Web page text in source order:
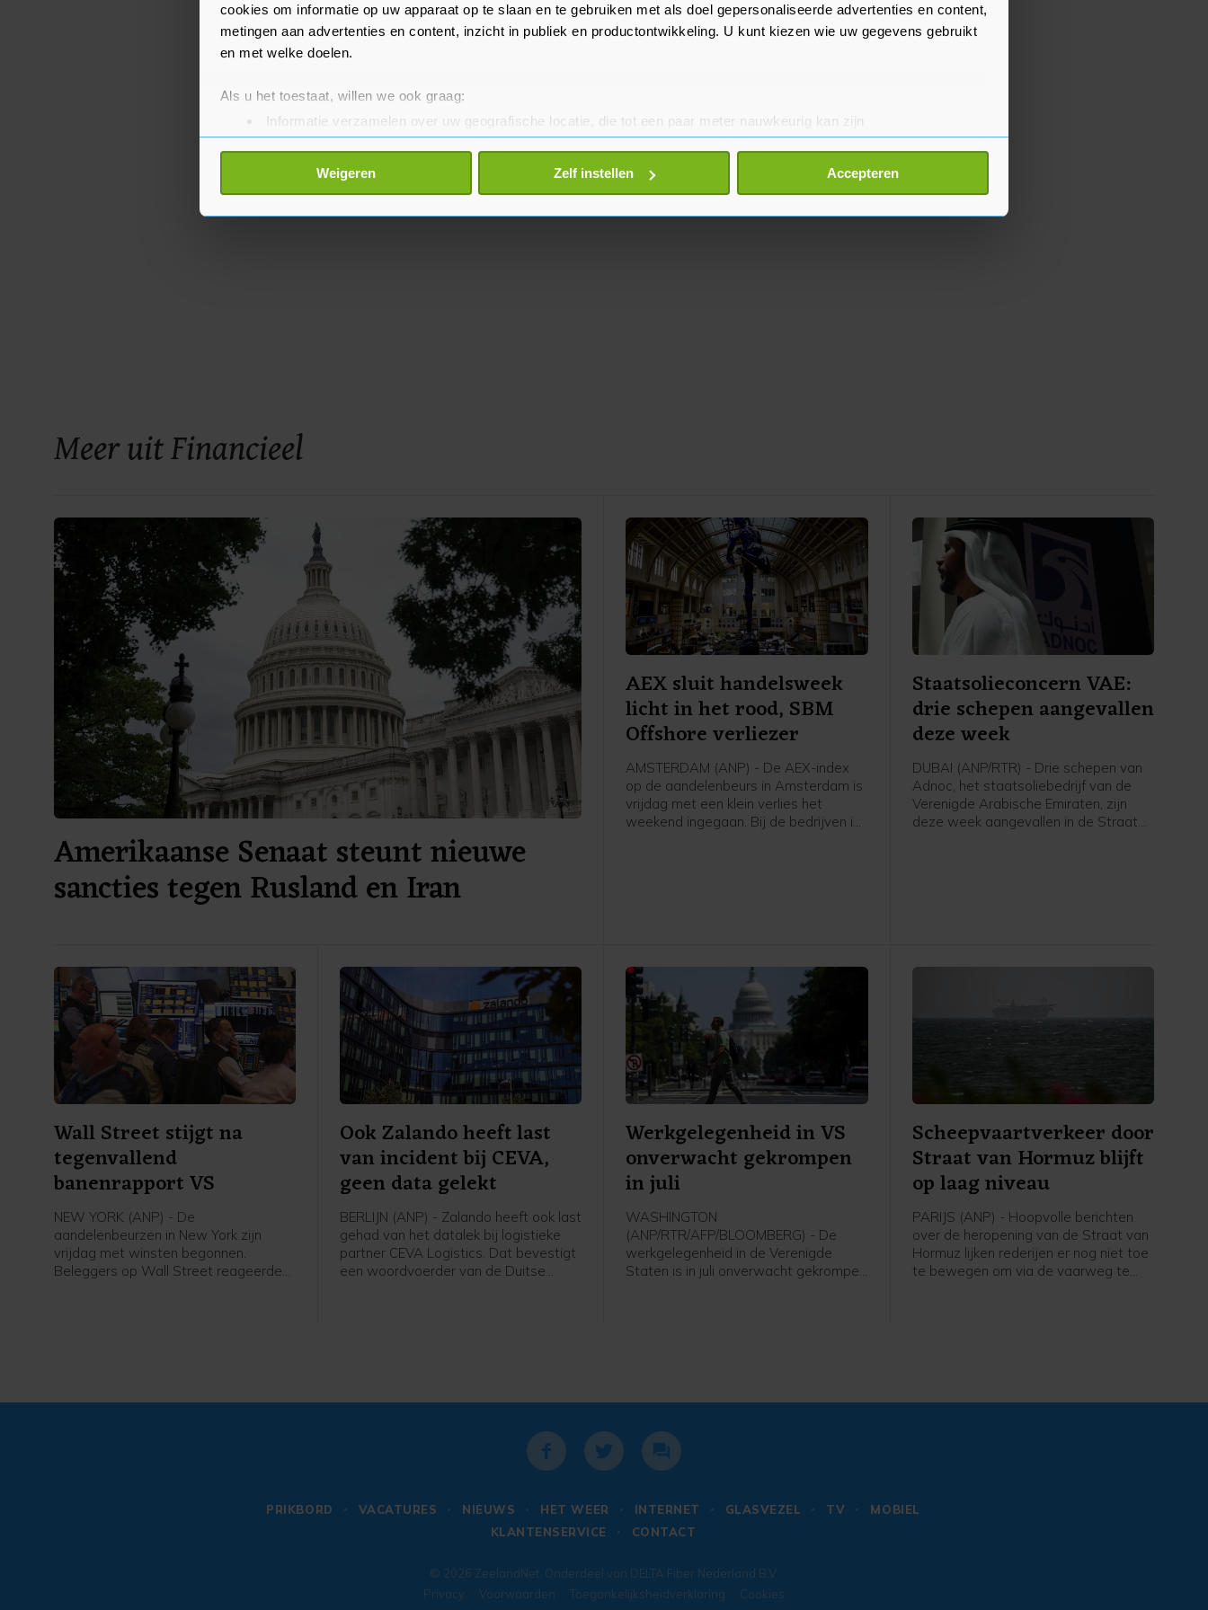
cookies om informatie op uw apparaat op te slaan en te gebruiken met als doel gepersonaliseerde advertenties en content,
metingen aan advertenties en content, inzicht in publiek en productontwikkeling. U kunt kiezen wie uw gegevens gebruikt
en met welke doelen.
Als u het toestaat, willen we ook graag:
Informatie verzamelen over uw geografische locatie, die tot een paar meter nauwkeurig kan zijn
Uw apparaat identificeren door het actief te scannen op specifieke eigenschappen (fingerprinting)
Lees meer over hoe uw persoonlijke gegevens worden verwerkt en stel uw voorkeuren in het
detailgedeelte
toestemming op elk moment wijzigen of intrekken in de Cookieverklaring.
Weigeren Zelf instellen Accepteren
Meer uit Financieel
Amerikaanse Senaat steunt nieuwe
sancties tegen Rusland en Iran
AEX sluit handelsweek
licht in het rood, SBM
Offshore verliezer
AMSTERDAM (ANP) - De AEX-index
op de aandelenbeurs in Amsterdam is
vrijdag met een klein verlies het
weekend ingegaan. Bij de bedrijven in
belangrijke Amerikaanse
banenrapport, dat veel zwakker uitviel
dan verwacht.
Staatsolieconcern VAE:
drie schepen aangevallen
deze week
DUBAI (ANP/RTR) - Drie schepen van
Adnoc, het staatsoliebedrijf van de
Verenigde Arabische Emiraten, zijn
deze week aangevallen in de Straat
Wall Street stijgt na
tegenvallend
banenrapport VS
NEW YORK (ANP) - De
aandelenbeurzen in New York zijn
vrijdag met winsten begonnen.
Beleggers op Wall Street reageerden
Ook Zalando heeft last
van incident bij CEVA,
geen data gelekt
BERLIJN (ANP) - Zalando heeft ook last
gehad van het datalek bij logistieke
partner CEVA Logistics. Dat bevestigt
een woordvoerder van de Duitse
Werkgelegenheid in VS
onverwacht gekrompen
in juli
WASHINGTON
(ANP/RTR/AFP/BLOOMBERG) - De
werkgelegenheid in de Verenigde
Staten is in juli onverwacht gekrompen
banen. Voor die maand werd eerder
een groei met 57.000 arbeidsplaatsen
gemeld.
Scheepvaartverkeer door
Straat van Hormuz blijft
op laag niveau
PARIJS (ANP) - Hoopvolle berichten
over de heropening van de Straat van
Hormuz lijken rederijen er nog niet toe
te bewegen om via de vaarweg te
PRIKBORD VACATURES NIEUWS HET WEER INTERNET GLASVEZEL TV
MOBIEL
KLANTENSERVICE
CONTACT
© 2026 ZeelandNet . Onderdeel van DELTA Fiber Nederland B.V.
Privacy
Voorwaarden Toegankelijksheidverklaring Cookies